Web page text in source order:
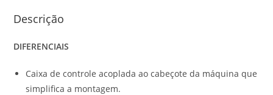
Descrição
DIFERENCIAIS
Caixa de controle acoplada ao cabeçote da máquina que
simplifica a montagem.